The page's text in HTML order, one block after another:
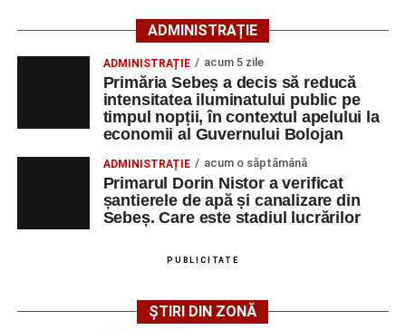
bărbatul de 62 de ani – au suferit leziuni corporale.
Cele patru persoane au fost transportate la Spitalul
Județean de Urgență Alba Iulia pentru acordarea
îngrijirilor medicale de specialitate.
Cei doi conducători auto nu au putut fi testați cu aparatul
etilotest, motiv pentru care le-au fost prelevate mostre
biologice, în vederea stabilirii alcoolemiei.
împrejurărilor în care s-a produs accidentul, în cadrul unui
vătămare corporală din culpă.
ADMINISTRAȚIE
ADMINISTRAȚIE acum 5 zile
Primăria Sebeș a decis să reducă
intensitatea iluminatului public pe
timpul nopții, în contextul apelului la
economii al Guvernului Bolojan
ADMINISTRAȚIE acum o săptămână
Primarul Dorin Nistor a verificat
șantierele de apă și canalizare din
Sebeș. Care este stadiul lucrărilor
PUBLICITATE
ȘTIRI DIN ZONĂ